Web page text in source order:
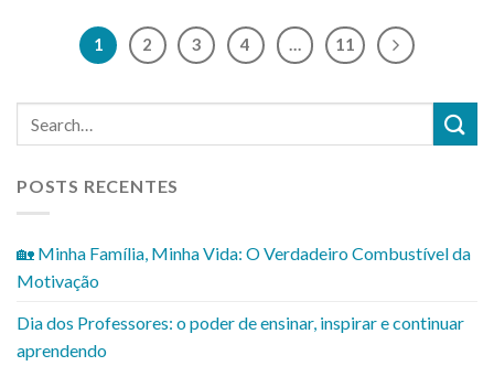
POSTS RECENTES
🏡 Minha Família, Minha Vida: O Verdadeiro Combustível da
Motivação
Dia dos Professores: o poder de ensinar, inspirar e continuar
aprendendo
1 2 3 4 … 11